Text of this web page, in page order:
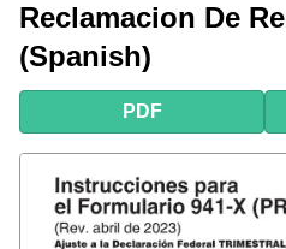
Reclamacion De
(Spanish)
PDF